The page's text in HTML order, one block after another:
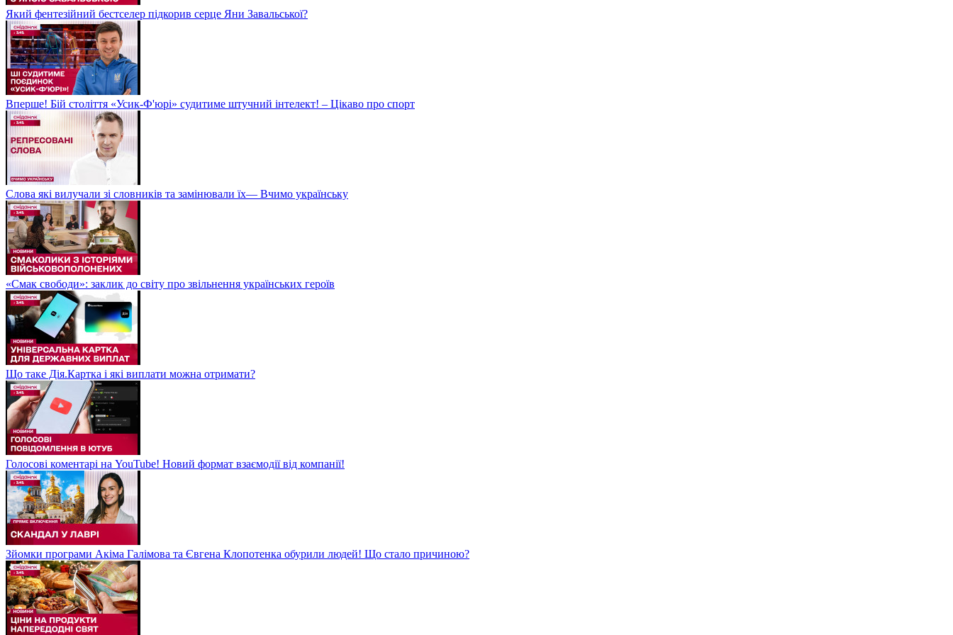
Який фентезійний бестселер підкорив серце Яни Завальської?
Вперше! Бій століття «Усик-Ф'юрі» судитиме штучний інтелект! – Цікаво про спорт
Слова які вилучали зі словників та замінювали їх— Вчимо українську
«Смак свободи»: заклик до світу про звільнення українських героїв
Що таке Дія.Картка і які виплати можна отримати?
Голосові коментарі на YouTube! Новий формат взаємодії від компанії!
Зйомки програми Акіма Галімова та Євгена Клопотенка обурили людей! Що стало причиною?